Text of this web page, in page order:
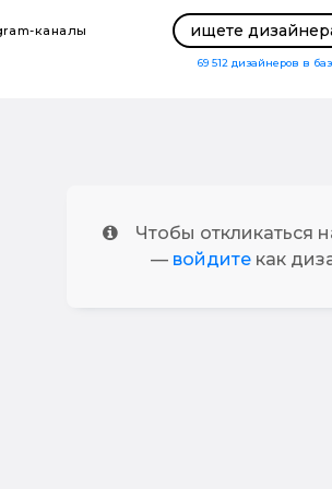
каналы ищете
69 512 дизайнеров в
Чтобы откликаться
— войдите как